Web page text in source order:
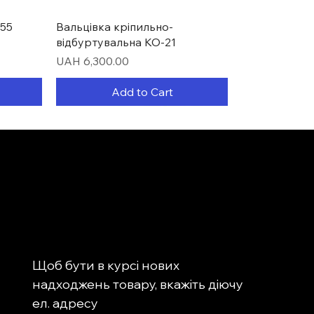
Quick View
Вальцівка кріпильно-
відбуртувальна КО-21
Price
UAH 6,300.00
Add to Cart
Quick View
Quick View
Quick View
Щоб бути в курсі нових
надходжень товару, вкажіть діючу
ел. адресу